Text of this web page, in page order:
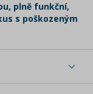
plně funkční,
s poškozeným